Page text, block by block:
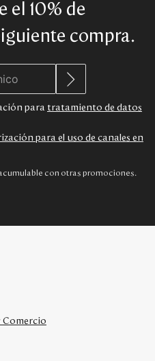
el 10% de
compra.
para tratamiento de datos
para el uso de canales en
con otras promociones.
Comercio